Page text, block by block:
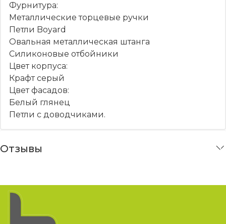
Фурнитура:
Металлические торцевые ручки
Петли Boyard
Овальная металлическая штанга
Силиконовые отбойники
Цвет корпуса:
Крафт серый
Цвет фасадов:
Белый глянец
Петли с доводчиками.
Отзывы